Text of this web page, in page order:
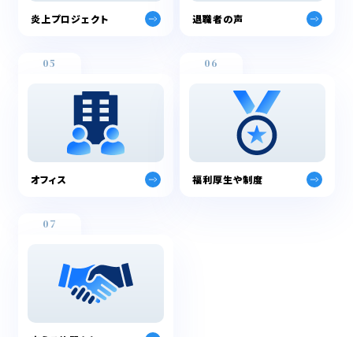
炎上プロジェクト 退職者の声
05
オフィス
06
福利厚生や制度
07